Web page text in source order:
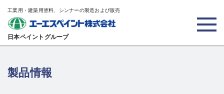
工業用・建築用塗料、シンナーの製造および販売
日本ペイントグループ
製品情報